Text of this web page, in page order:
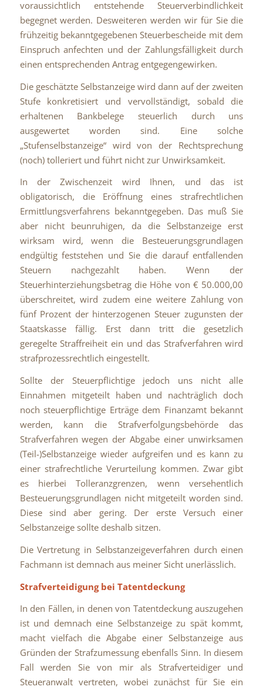
voraussichtlich entstehende Steuerverbindlichkeit
begegnet werden. Desweiteren werden wir für Sie die
frühzeitig bekanntgegebenen Steuerbescheide mit dem
Einspruch anfechten und der Zahlungsfälligkeit durch
einen entsprechenden Antrag entgegengewirken.
Die geschätzte Selbstanzeige wird dann auf der zweiten
Stufe konkretisiert und vervollständigt, sobald die
erhaltenen Bankbelege steuerlich durch uns
ausgewertet worden sind. Eine solche
„Stufenselbstanzeige“ wird von der Rechtsprechung
(noch) tolleriert und führt nicht zur Unwirksamkeit.
In der Zwischenzeit wird Ihnen, und das ist
obligatorisch, die Eröffnung eines strafrechtlichen
Ermittlungsverfahrens bekanntgegeben. Das muß Sie
aber nicht beunruhigen, da die Selbstanzeige erst
wirksam wird, wenn die Besteuerungsgrundlagen
endgültig feststehen und Sie die darauf entfallenden
Steuern nachgezahlt haben. Wenn der
Steuerhinterziehungsbetrag die Höhe von € 50.000,00
überschreitet, wird zudem eine weitere Zahlung von
fünf Prozent der hinterzogenen Steuer zugunsten der
Staatskasse fällig. Erst dann tritt die gesetzlich
geregelte Straffreiheit ein und das Strafverfahren wird
strafprozessrechtlich eingestellt.
Sollte der Steuerpflichtige jedoch uns nicht alle
Einnahmen mitgeteilt haben und nachträglich doch
noch steuerpflichtige Erträge dem Finanzamt bekannt
werden, kann die Strafverfolgungsbehörde das
Strafverfahren wegen der Abgabe einer unwirksamen
(Teil-)Selbstanzeige wieder aufgreifen und es kann zu
einer strafrechtliche Verurteilung kommen. Zwar gibt
es hierbei Tolleranzgrenzen, wenn versehentlich
Besteuerungsgrundlagen nicht mitgeteilt worden sind.
Diese sind aber gering. Der erste Versuch einer
Selbstanzeige sollte deshalb sitzen.
Die Vertretung in Selbstanzeigeverfahren durch einen
Fachmann ist demnach aus meiner Sicht unerlässlich.
Strafverteidigung bei Tatentdeckung
In den Fällen, in denen von Tatentdeckung auszugehen
ist und demnach eine Selbstanzeige zu spät kommt,
macht vielfach die Abgabe einer Selbstanzeige aus
Gründen der Strafzumessung ebenfalls Sinn. In diesem
Fall werden Sie von mir als Strafverteidiger und
Steueranwalt vertreten, wobei zunächst für Sie ein